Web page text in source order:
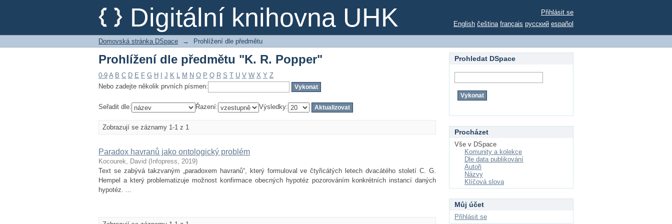
Digitální knihovna UHK
Prohlížení dle předmětu "K. R. Popper"
Přihlásit se
English čeština français русский español
Domovská stránka DSpace → Prohlížení dle předmětu
Prohlížení dle předmětu "K. R. Popper"
0-9 A B C D E F G H J K L M N O P Q R S T U V W X Y Z
Nebo zadejte několik prvních písmen:
Seřadit dle: Řazení: Výsledky:
Zobrazují se záznamy 1-1 z 1
Paradox havranů jako ontologický problém
Kocourek, David ( Infopress, 2019)
Text se zabývá takzvaným „paradoxem havranů“, který formuloval ve čtyřicátých letech dvacátého století C. G.
Hempel a který problematizuje možnost konfirmace obecných hypotéz pozorováním konkrétních instancí daných
hypotéz. ...
Prohledat DSpace
Procházet
Vše v DSpace
Komunity a kolekce
Dle data publikování
Autoři
Názvy
Klíčová slova
Můj účet
Přihlásit se